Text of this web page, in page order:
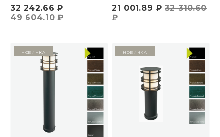
32 242.66 ₽
49 604.10 ₽
21 001.89 ₽32 310.60
₽
Новинка Новинка